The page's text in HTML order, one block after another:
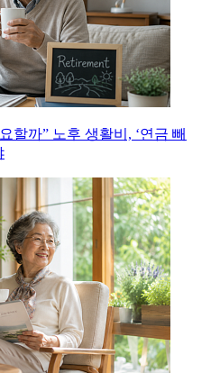
할까” 노후 생활비, ‘연금 빼